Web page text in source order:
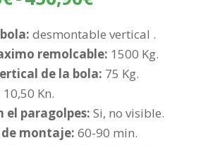
precios:
desde
381,45€
456,96€
desmontable vertical .
remolcable: 1500 Kg.
de la bola: 75 Kg.
10,50 Kn.
el paragolpes: Si, no visible.
montaje: 60-90 min.